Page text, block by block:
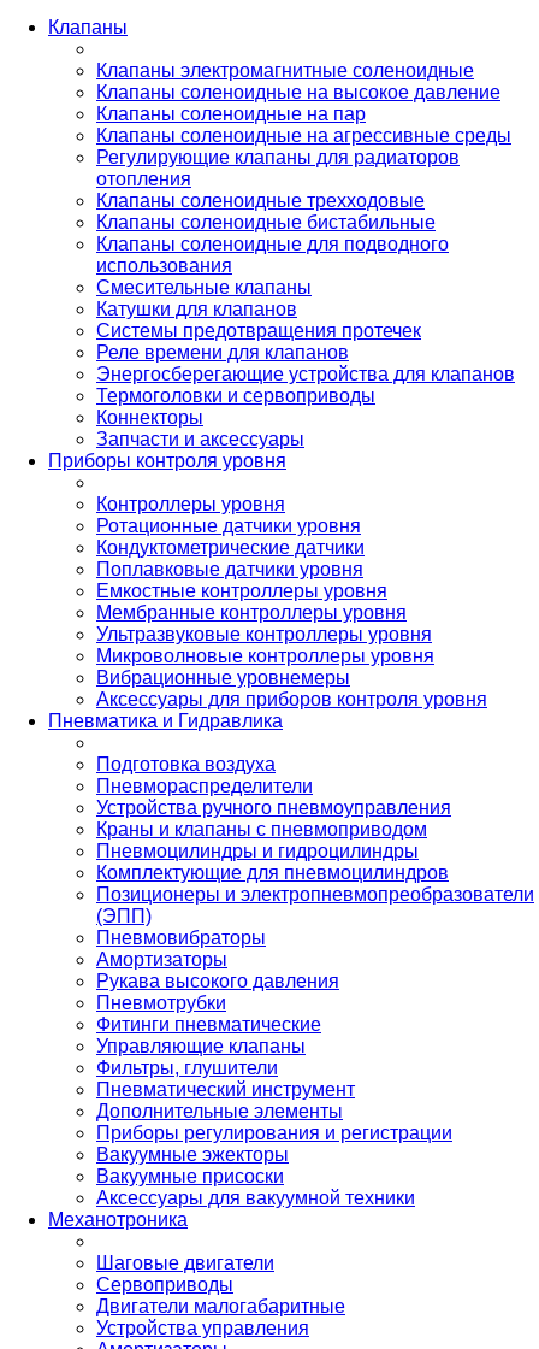
Клапаны
Клапаны электромагнитные соленоидные
Клапаны соленоидные на высокое давление
Клапаны соленоидные на пар
Клапаны соленоидные на агрессивные среды
Регулирующие клапаны для радиаторов
отопления
Клапаны соленоидные трехходовые
Клапаны соленоидные бистабильные
Клапаны соленоидные для подводного
использования
Смесительные клапаны
Катушки для клапанов
Системы предотвращения протечек
Реле времени для клапанов
Энергосберегающие устройства для клапанов
Термоголовки и сервоприводы
Коннекторы
Запчасти и аксессуары
Приборы контроля уровня
Контроллеры уровня
Ротационные датчики уровня
Кондуктометрические датчики
Поплавковые датчики уровня
Емкостные контроллеры уровня
Мембранные контроллеры уровня
Ультразвуковые контроллеры уровня
Микроволновые контроллеры уровня
Вибрационные уровнемеры
Аксессуары для приборов контроля уровня
Пневматика и Гидравлика
Подготовка воздуха
Пневмораспределители
Устройства ручного пневмоуправления
Краны и клапаны с пневмоприводом
Пневмоцилиндры и гидроцилиндры
Комплектующие для пневмоцилиндров
Позиционеры и электропневмопреобразователи
(ЭПП)
Пневмовибраторы
Амортизаторы
Рукава высокого давления
Пневмотрубки
Фитинги пневматические
Управляющие клапаны
Фильтры, глушители
Пневматический инструмент
Дополнительные элементы
Приборы регулирования и регистрации
Вакуумные эжекторы
Вакуумные присоски
Аксессуары для вакуумной техники
Механотроника
Шаговые двигатели
Сервоприводы
Двигатели малогабаритные
Устройства управления